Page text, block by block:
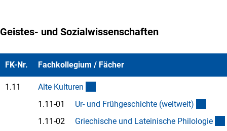
Geistes- und Sozialwissenschaften
FK-Nr. Fachkollegium / Fächer
1.11 Alte Kulturen
1.11-01
Ur- und Frühgeschichte (weltweit)
1.11-02
Griechische und Lateinische Philologie